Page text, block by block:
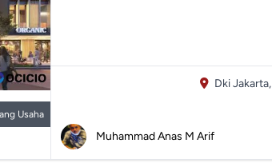
Usaha
Dki Jakarta,
Muhammad Anas M Arif